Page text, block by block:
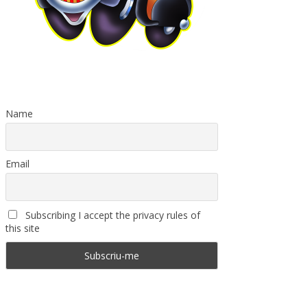
Name
Email
Subscribing I accept the privacy rules of
this site